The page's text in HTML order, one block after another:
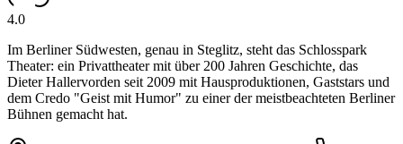
4.0
Im Berliner Südwesten, genau in Steglitz, steht das Schlosspark
Theater: ein Privattheater mit über 200 Jahren Geschichte, das
Dieter Hallervorden seit 2009 mit Hausproduktionen, Gaststars und
dem Credo "Geist mit Humor" zu einer der meistbeachteten Berliner
Bühnen gemacht hat.